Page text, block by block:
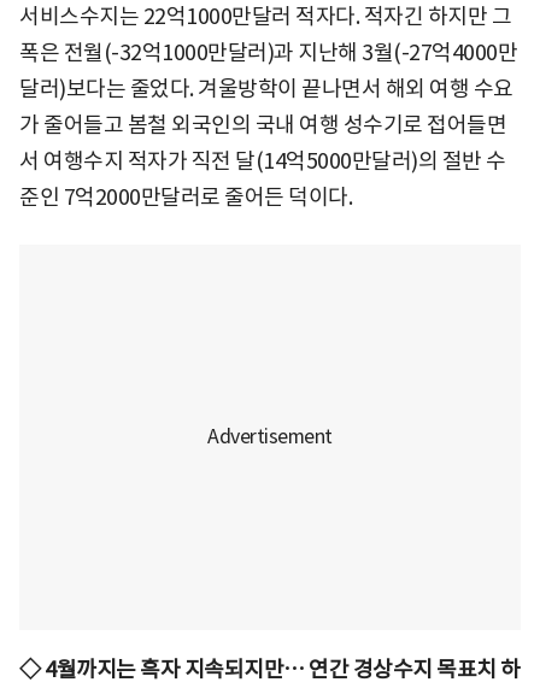
서비스수지는 22억1000만달러 적자다. 적자긴 하지만 그
폭은 전월(-32억1000만달러)과 지난해 3월(-27억4000만
달러)보다는 줄었다. 겨울방학이 끝나면서 해외 여행 수요
가 줄어들고 봄철 외국인의 국내 여행 성수기로 접어들면
서 여행수지 적자가 직전 달(14억5000만달러)의 절반 수
준인 7억2000만달러로 줄어든 덕이다.
◇ 4월까지는 흑자 지속되지만… 연간 경상수지 목표치 하